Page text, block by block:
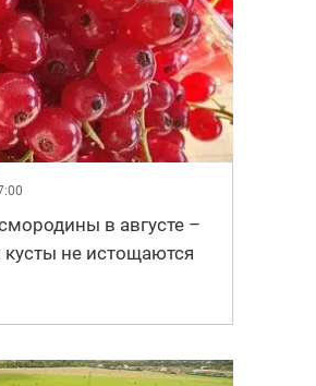
в августе –
не истощаются